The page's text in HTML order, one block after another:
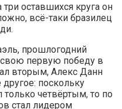
оставшихся круга он
всё-таки бразилец
прошлогодний
первую победу в
вторым, Алекс Данн
поскольку
четвёртым, то по
стал лидером